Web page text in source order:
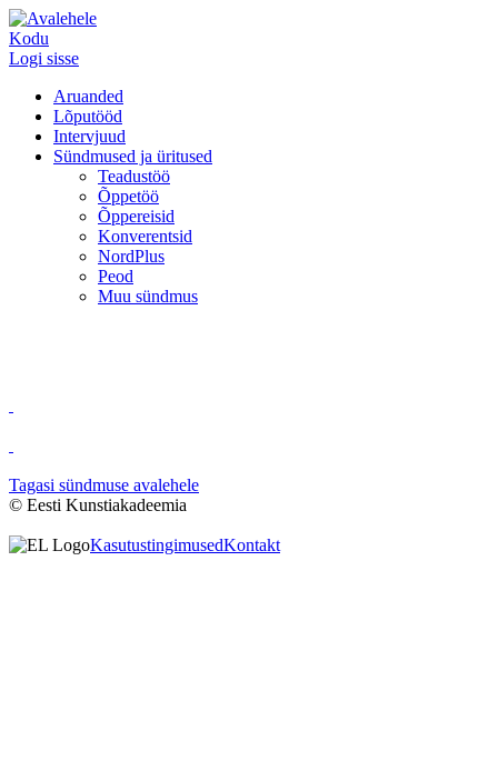
Kodu
Logi sisse
Aruanded
Lõputööd
Intervjuud
Sündmused ja üritused
Teadustöö
Õppetöö
Õppereisid
Konverentsid
NordPlus
Peod
Muu sündmus
Tagasi sündmuse avalehele
© Eesti Kunstiakadeemia
KasutustingimusedKontakt